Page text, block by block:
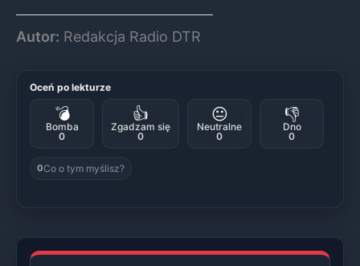
Autor: Redakcja Radio DTR
Oceń po lekturze
💣
Bomba
0
👍
Zgadzam się
0
😐
Neutralne
0
👎
Dno
0
0Co o tym myślisz?